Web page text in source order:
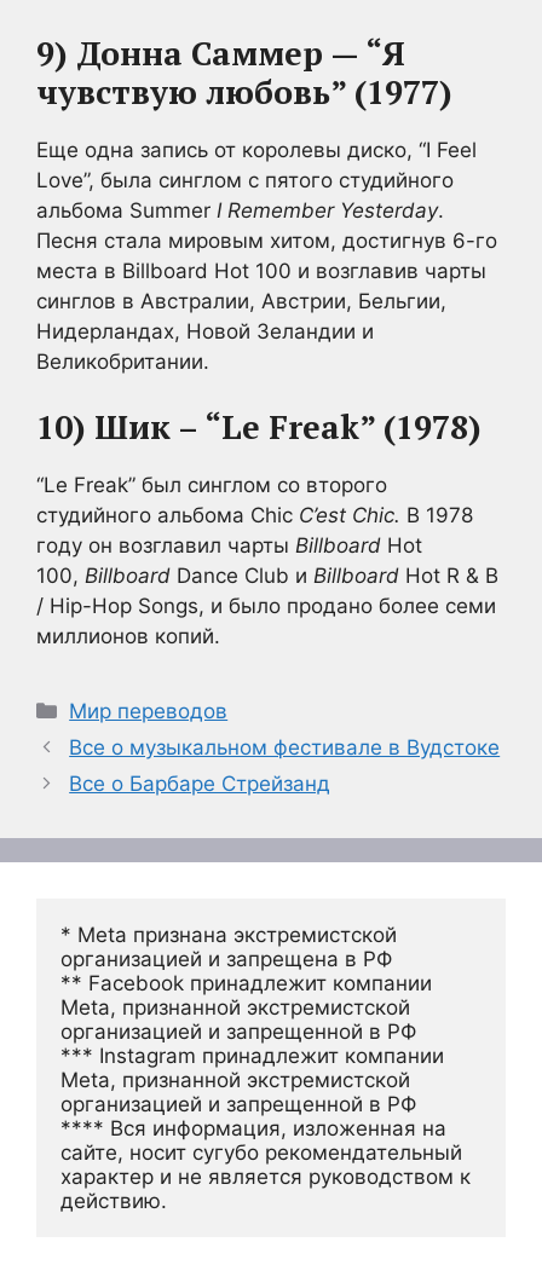
9) Донна Саммер — “Я
чувствую любовь” (1977)
Еще одна запись от королевы диско, “I Feel
Love”, была синглом с пятого студийного
альбома Summer I Remember Yesterday.
Песня стала мировым хитом, достигнув 6-го
места в Billboard Hot 100 и возглавив чарты
синглов в Австралии, Австрии, Бельгии,
Нидерландах, Новой Зеландии и
Великобритании.
10) Шик – “Le Freak” (1978)
“Le Freak” был синглом со второго
студийного альбома Chic C’est Chic. В 1978
году он возглавил чарты Billboard Hot
100, Billboard Dance Club и Billboard Hot R & B
/ Hip-Hop Songs, и было продано более семи
миллионов копий.
Рубрики
Мир переводов
Все о музыкальном фестивале в Вудстоке
Все о Барбаре Стрейзанд
* Meta признана экстремистской
организацией и запрещена в РФ
** Facebook принадлежит компании
Meta, признанной экстремистской
организацией и запрещенной в РФ
*** Instagram принадлежит компании
Meta, признанной экстремистской
организацией и запрещенной в РФ
**** Вся информация, изложенная на
сайте, носит сугубо рекомендательный
характер и не является руководством к
действию.